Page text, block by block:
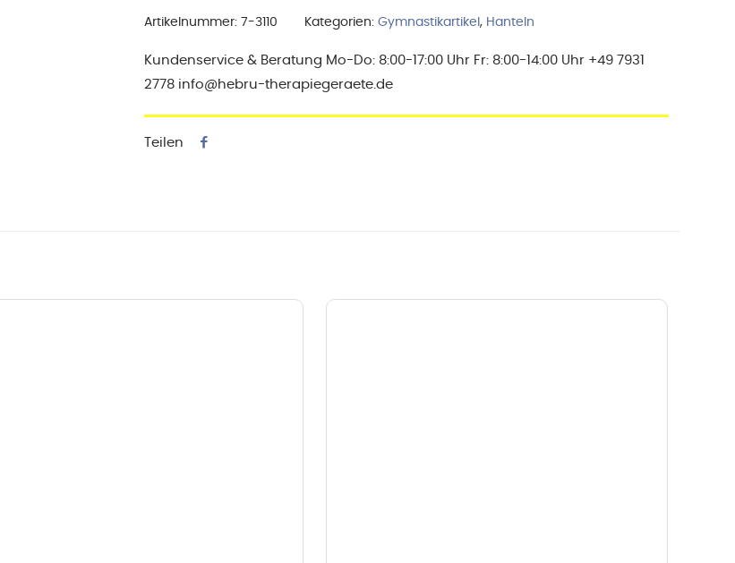
Artikelnummer: 7-3110 Kategorien: Gymnastikartikel , Hanteln
Kundenservice & Beratung Mo-Do: 8:00-17:00 Uhr Fr: 8:00-14:00 Uhr +49 7931
2778 info@hebru-therapiegeraete.de
Teilen